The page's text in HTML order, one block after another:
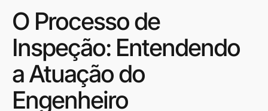
O Processo de
Inspeção: Entendendo
a Atuação do
Engenheiro